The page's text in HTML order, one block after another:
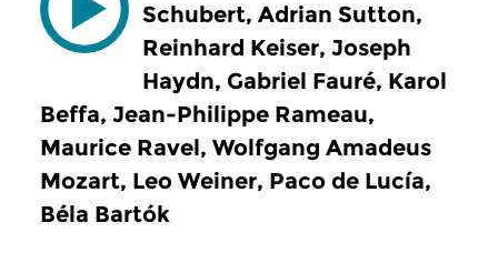
Schubert, Adrian Sutton,
Reinhard Keiser, Joseph
Haydn, Gabriel Fauré, Karol
Beffa, Jean-Philippe Rameau,
Maurice Ravel, Wolfgang Amadeus
Mozart, Leo Weiner, Paco de Lucía,
Béla Bartók